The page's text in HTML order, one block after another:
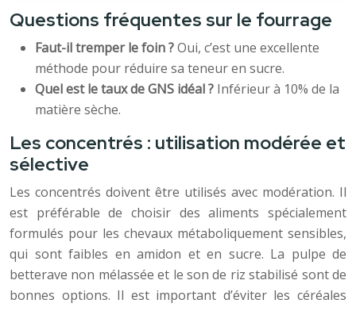
Questions fréquentes sur le fourrage
Faut-il tremper le foin ?Oui, c’est une excellente
méthode pour réduire sa teneur en sucre.
Quel est le taux de GNS idéal ? Inférieur à 10% de la
matière sèche.
Les concentrés : utilisation modérée et
sélective
Les concentrés doivent être utilisés avec modération. Il
est préférable de choisir des aliments spécialement
formulés pour les chevaux métaboliquement sensibles,
qui sont faibles en amidon et en sucre. La pulpe de
betterave non mélassée et le son de riz stabilisé sont de
bonnes options. Il est important d’éviter les céréales